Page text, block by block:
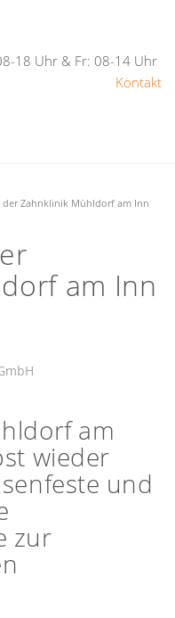
18 Uhr & Fr: 08-14 Uhr
Kontakt
Zahnklinik Mühldorf am Inn
am Inn
am
wieder
und
zur